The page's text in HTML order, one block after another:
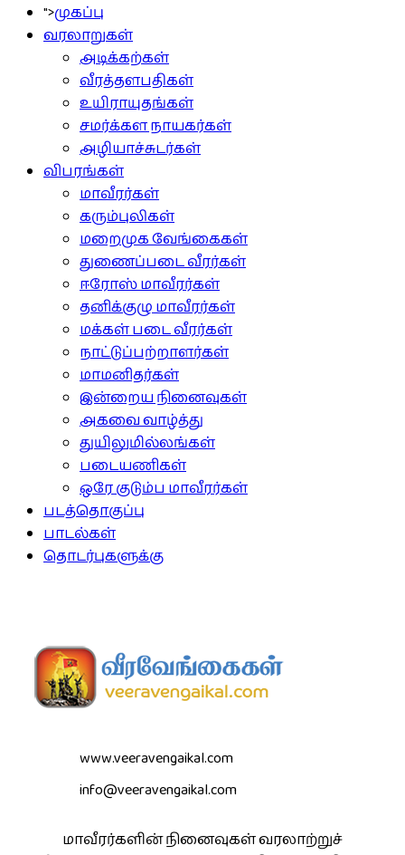
">முகப்பு
வரலாறுகள்
அடிக்கற்கள்
வீரத்தளபதிகள்
உயிராயுதங்கள்
சமர்க்கள நாயகர்கள்
அழியாச்சுடர்கள்
விபரங்கள்
மாவீரர்கள்
கரும்புலிகள்
மறைமுக வேங்கைகள்
துணைப்படை வீரர்கள்
ஈரோஸ் மாவீரர்கள்
தனிக்குழு மாவீரர்கள்
மக்கள் படை வீரர்கள்
நாட்டுப்பற்றாளர்கள்
மாமனிதர்கள்
இன்றைய நினைவுகள்
அகவை வாழ்த்து
துயிலுமில்லங்கள்
படையணிகள்
ஒரே குடும்ப மாவீரர்கள்
படத்தொகுப்பு
பாடல்கள்
தொடர்புகளுக்கு
www.veeravengaikal.com
info@veeravengaikal.com
மாவீரர்களின் நினைவுகள் வரலாற்றுச்